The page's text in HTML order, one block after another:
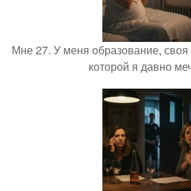
Мне 27. У меня образование, своя
которой я давно